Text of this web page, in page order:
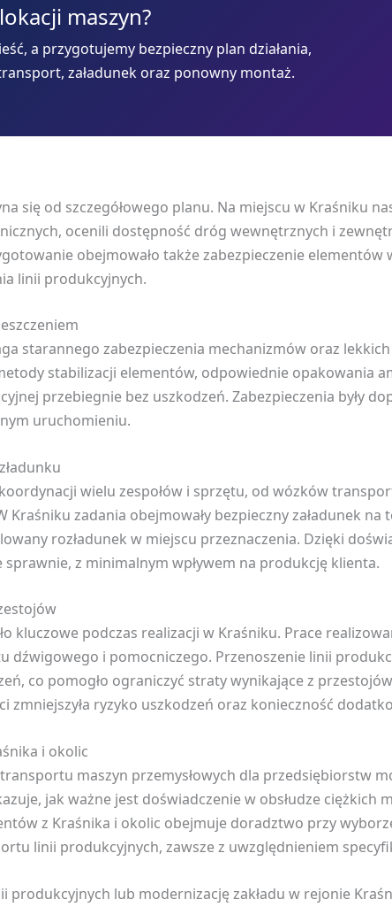
maszyn?
a przygotujemy bezpieczny plan działania,
załadunek oraz ponowny montaż.
się od szczegółowego planu. Na miejscu w Kraśniku
ocenili dostępność dróg wewnętrznych i
obejmowało także zabezpieczenie
linii produkcyjnych.
starannego zabezpieczenia mechanizmów oraz lekkich
stabilizacji elementów, odpowiednie opakowania
przebiegnie bez uszkodzeń. Zabezpieczenia były
uruchomieniu.
wielu zespołów i sprzętu, od wózków
zadania obejmowały bezpieczny załadunek na
rozładunek w miejscu przeznaczenia. Dzięki
z minimalnym wpływem na produkcję klienta.
kluczowe podczas realizacji w Kraśniku. Prace
dźwigowego i pomocniczego. Przenoszenie linii
co pomogło ograniczyć straty wynikające z
zmniejszyła ryzyko uszkodzeń oraz konieczność
i okolic
maszyn przemysłowych dla przedsiębiorstw
jak ważne jest doświadczenie w obsłudze ciężkich
z Kraśnika i okolic obejmuje doradztwo przy
linii produkcyjnych, zawsze z uwzględnieniem
produkcyjnych lub modernizację zakładu w rejonie